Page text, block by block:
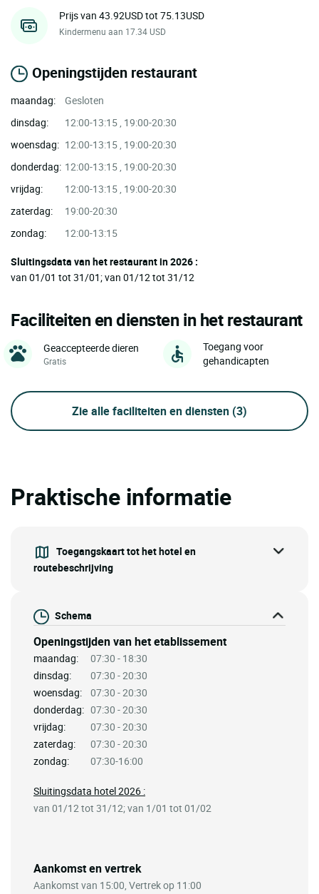
Prijs van 43.92USD tot 75.13USD
Kindermenu aan 17.34 USD
Openingstijden restaurant
maandag:
Gesloten
dinsdag:
12:00-13:15 , 19:00-20:30
woensdag: 12:00-13:15 , 19:00-20:30
donderdag: 12:00-13:15 , 19:00-20:30
vrijdag:
12:00-13:15 , 19:00-20:30
zaterdag:
19:00-20:30
zondag:
12:00-13:15
Sluitingsdata van het restaurant in 2026 :
van 01/01 tot 31/01; van 01/12 tot 31/12
Faciliteiten en diensten in het restaurant
Geaccepteerde dieren
Gratis
Toegang voor
gehandicapten
Zie alle faciliteiten en diensten (3)
Praktische informatie
Toegangskaart tot het hotel en
routebeschrijving
Schema
Openingstijden van het etablissement
maandag:
07:30 - 18:30
dinsdag:
07:30 - 20:30
woensdag:
07:30 - 20:30
donderdag: 07:30 - 20:30
vrijdag:
07:30 - 20:30
zaterdag:
07:30 - 20:30
zondag:
07:30-16:00
Aankomst en vertrek
Aankomst van 15:00, Vertrek op 11:00
Sluitingsdata hotel 2026 :
van 01/12 tot 31/12; van 1/01 tot 01/02